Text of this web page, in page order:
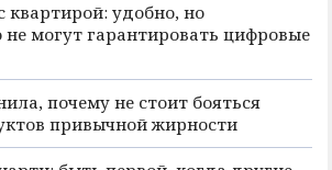
квартирой: удобно, но
не могут гарантировать цифровые
почему не стоит бояться
привычной жирности